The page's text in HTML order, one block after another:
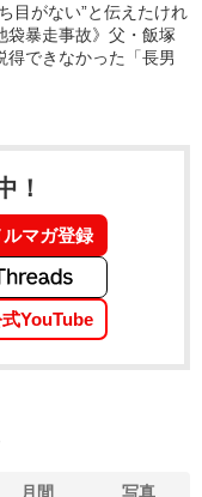
目がない”と伝えたけれ
袋暴走事故》父・飯塚
得できなかった「長男
！
ルマガ登録
YouTube
月間 写真